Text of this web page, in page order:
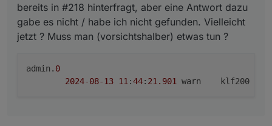
bereits in #218 hinterfragt, aber eine Antwort dazu
gabe es nicht / habe ich nicht gefunden. Vielleicht
jetzt ? Muss man (vorsichtshalber) etwas tun ?
admin. 0
2024-08-13 11 :44: 21.901
warn